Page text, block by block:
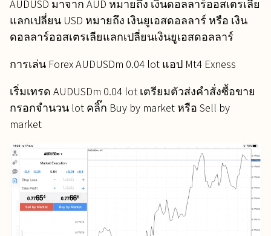
AUDUSD มาจาก AUD หมายถึง เงินดอลลาร์ออสเตรเลีย
แลกเปลี่ยน USD หมายถึง เงินยูเอสดอลลาร์ หรือ เงิน
ดอลลาร์ออสเตรเลียแลกเปลี่ยนเงินยูเอสดอลลาร์
การเล่น Forex AUDUSDm 0.04 lot แอป Mt4 Exness
เริ่มเทรด AUDUSDm 0.04 lot เตรียมตัวส่งคำสั่งซื้อขาย
กรอกจำนวน lot คลิ๊ก Buy by market หรือ Sell by
market